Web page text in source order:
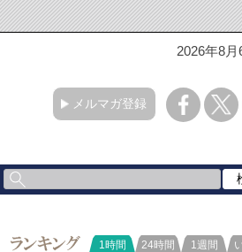
2026年8月
メルマガ登録
ランキング
1時間 24時間 1週間